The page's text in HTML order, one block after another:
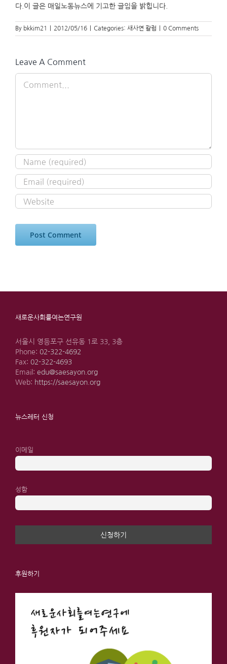
다.이 글은 매일노동뉴스에 기고한 글임을 밝힙니다.
By bkkim21 2012/05/16 Categories: 새사연 칼럼 0 Comments
Leave A Comment
새로운사회를여는연구원
서울시 영등포구 선유동 1로 33, 3층
Phone: 02-322-4692
Fax: 02-322-4693
Email: edu@saesayon.org
Web: https://saesayon.org
뉴스레터 신청
이메일
성함
후원하기